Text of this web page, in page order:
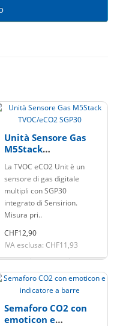
Unità Sensore Gas
M5Stack
La TVOC eCO2 Unit è un
sensore di gas digitale
multipli con SGP30
integrato di Sensirion.
Misura pri..
CHF12,90
IVA esclusa: CHF11,93
Semaforo CO2 con
emoticon e